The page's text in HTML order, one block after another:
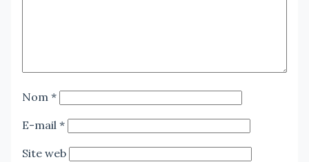
Nom *
E-mail *
Site web